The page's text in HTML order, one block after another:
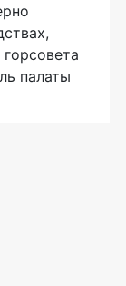
палаты